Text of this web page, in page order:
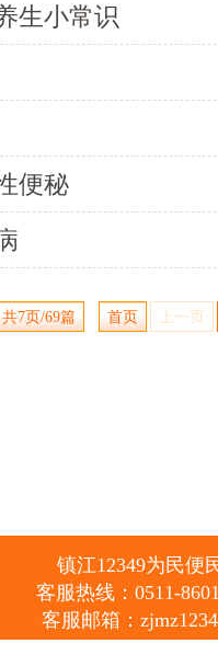
生小常识
便秘
共7页/69篇 首页 上一页
镇江12349为民便
客服热线：0511-
客服邮箱：